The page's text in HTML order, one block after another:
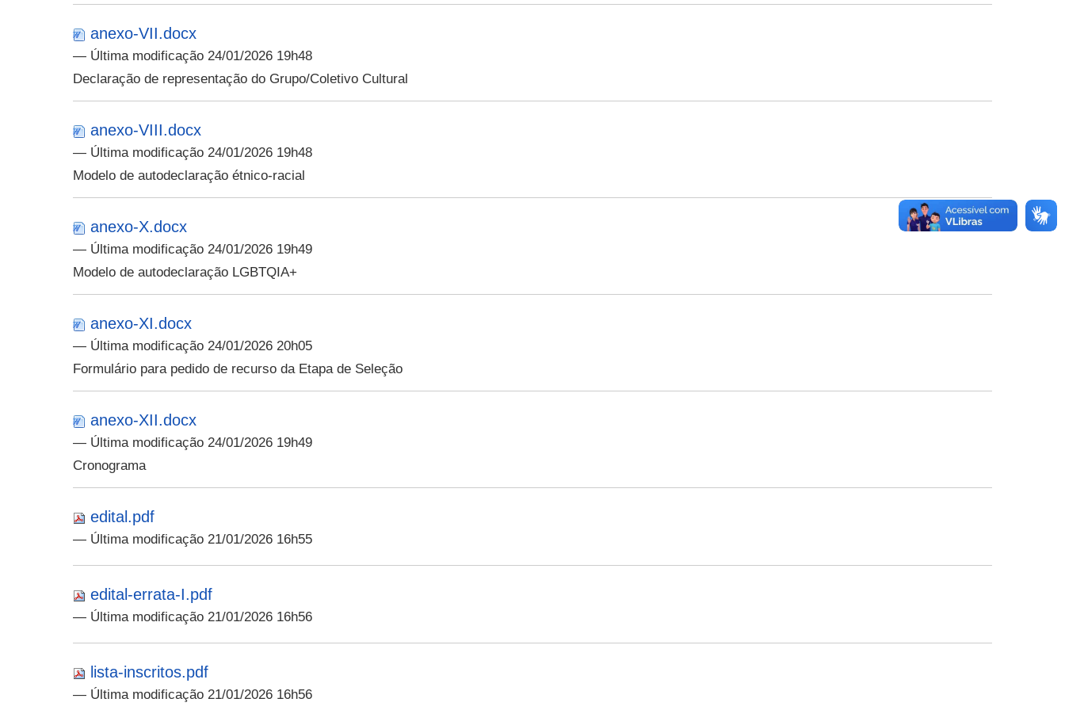
anexo-VII.docx
— Última modificação 24/01/2026 19h48
Declaração de representação do Grupo/Coletivo Cultural
anexo-VIII.docx
— Última modificação 24/01/2026 19h48
Modelo de autodeclaração étnico-racial
anexo-X.docx
— Última modificação 24/01/2026 19h49
Modelo de autodeclaração LGBTQIA+
anexo-XI.docx
— Última modificação 24/01/2026 20h05
Formulário para pedido de recurso da Etapa de Seleção
anexo-XII.docx
— Última modificação 24/01/2026 19h49
Cronograma
edital.pdf
— Última modificação 21/01/2026 16h55
edital-errata-I.pdf
— Última modificação 21/01/2026 16h56
lista-inscritos.pdf
— Última modificação 21/01/2026 16h56